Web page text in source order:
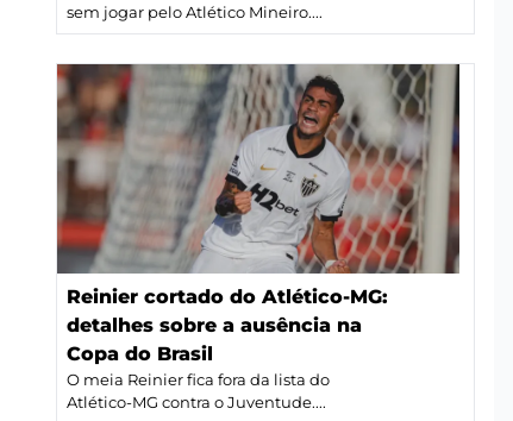
sem jogar pelo Atlético Mineiro....
Reinier cortado do Atlético-MG:
detalhes sobre a ausência na
Copa do Brasil
O meia Reinier fica fora da lista do
Atlético-MG contra o Juventude....